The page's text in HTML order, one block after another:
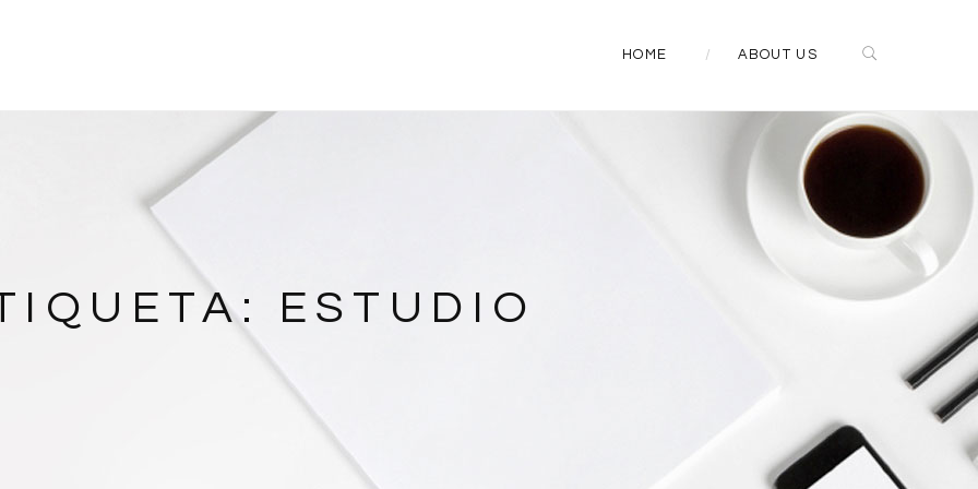
HOME ABOUT US
ESTUDIO